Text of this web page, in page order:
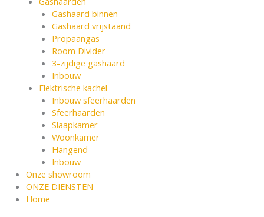
Gashaard binnen
Gashaard vrijstaand
Propaangas
Room Divider
3-zijdige gashaard
Inbouw
Elektrische kachel
Inbouw sfeerhaarden
Sfeerhaarden
Slaapkamer
Woonkamer
Hangend
Inbouw
Onze showroom
ONZE DIENSTEN
Home